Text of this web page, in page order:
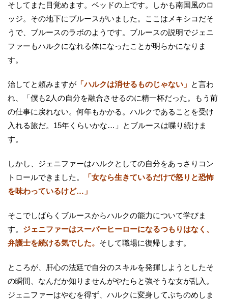
そしてまた目覚めます。ベッドの上です。しかも南国風のロ
ッジ。その地下にブルースがいました。ここはメキシコだそ
うで、ブルースのラボのようです。ブルースの説明でジェニ
ファーもハルクになれる体になったことが明らかになりま
す。
治してと頼みますが 「ハルクは消せるものじゃない」 と言わ
れ、「僕も2人の自分を融合させるのに精一杯だった。もう前
の仕事に戻れない。何年もかかる。ハルクであることを受け
入れる旅だ。15年くらいかな…」とブルースは喋り続けま
す。
しかし、ジェニファーはハルクとしての自分をあっさりコン
トロールできました。
「女なら生きているだけで怒りと恐怖
を味わっているけど…」
そこでしばらくブルースからハルクの能力について学びま
す。 ジェニファーはスーパーヒーローになるつもりはなく、
弁護士を続ける気でした。 そして職場に復帰します。
ところが、肝心の法廷で自分のスキルを発揮しようとしたそ
の瞬間、なんだか知りませんがやたらと強そうな女が乱入。
ジェニファーはやむを得ず、ハルクに変身してぶちのめしま